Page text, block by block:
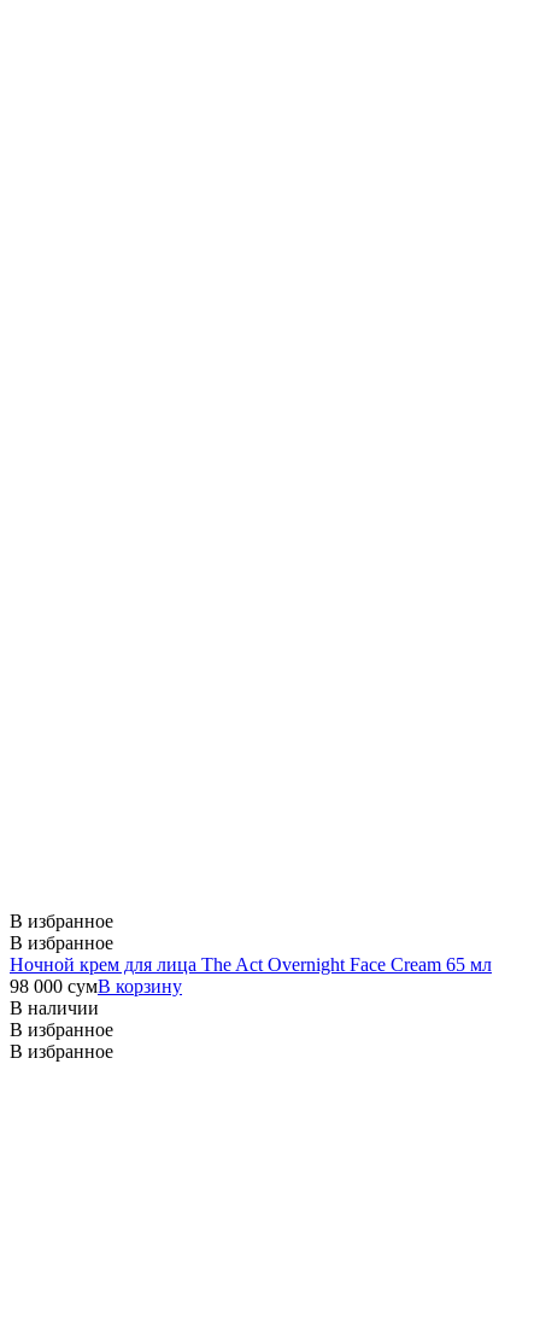
В избранное
В избранное
Ночной крем для лица The Act Overnight Face Cream 65 мл
98 000 сумВ корзину
В наличии
В избранное
В избранное